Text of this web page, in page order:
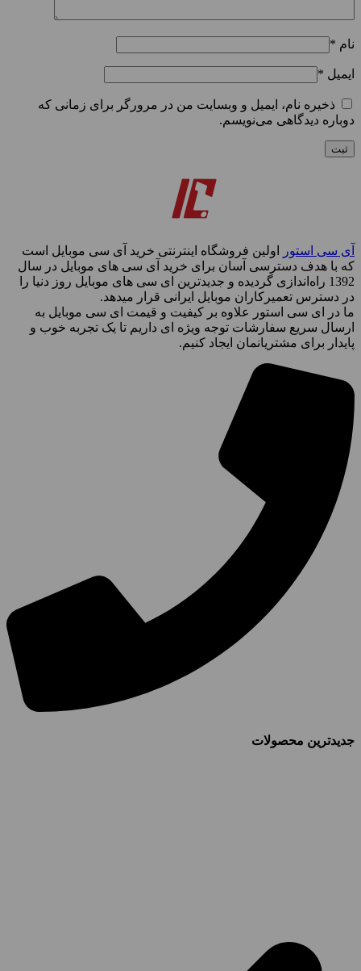
نام *
ایمیل *
ذخیره نام، ایمیل و وبسایت من در مرورگر برای زمانی که
دوباره دیدگاهی می‌نویسم.
آی سی استور
اولین فروشگاه اینترنتی خرید آی سی موبایل است
که با هدف دسترسی آسان برای خرید آی سی های موبایل در سال
1392 راه‌اندازی گردیده و جدیدترین ای سی های موبایل روز دنیا را
در دسترس تعمیرکاران موبایل ایرانی قرار میدهد.
ما در ای سی استور علاوه بر کیفیت و قیمت ای سی موبایل به
ارسال سریع سفارشات توجه ویژه ای داریم تا یک تجربه خوب و
پایدار برای مشتریانمان ایجاد کنیم.
جدیدترین محصولات